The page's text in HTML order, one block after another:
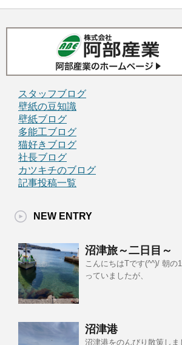
スタッフブログ
壁紙の豆知識
壁紙ブログ
多能工ブログ
猫好きブログ
社長ブログ
カツキチのブログ
記事投稿一覧
NEW ENTRY
沼津旅～二日目～
こんにちはTです(^^)/ 朝の
っていましたが、
沼津港
沼津港をのんびり散策しま